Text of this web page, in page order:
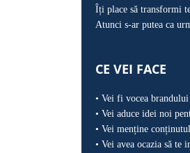
Îți place să transformi
Atunci s-ar putea ca
CE VEI FACE
• Vei fi vocea
• Vei aduce idei noi
• Vei menține
• Vei avea ocazia să